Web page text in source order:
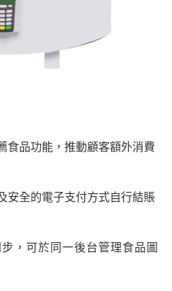
食品功能，推動顧客額外消費
安全的電子支付方式自行結賬
，可於同一後台管理食品圖